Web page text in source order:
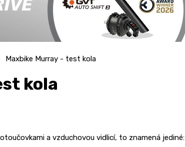
Maxbike Murray - test kola
kola
a vzduchovou vidlicí, to znamená jediné: